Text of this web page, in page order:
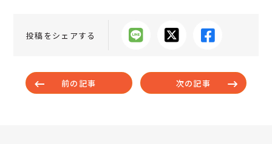
投稿をシェアする
前の記事 次の記事